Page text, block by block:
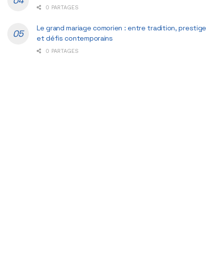
0 PARTAGES
Le grand mariage comorien : entre tradition, prestige
et défis contemporains
0 PARTAGES